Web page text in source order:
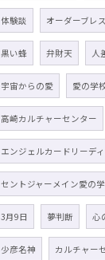
体験談 オーダーブレ
黒い蜂 弁財天 人
宇宙からの愛 愛の学
高崎カルチャーセンター
エンジェルカードリーデ
セントジャーメイン愛の
3月9日 夢判断 心
少彦名神 カルチャー